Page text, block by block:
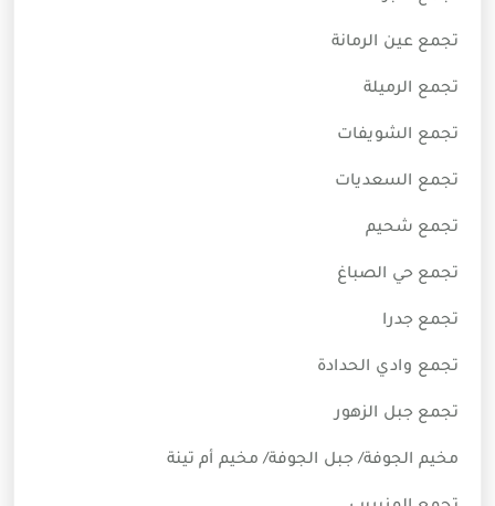
تجمع عين الرمانة
تجمع الرميلة
تجمع الشويفات
تجمع السعديات
تجمع شحيم
تجمع حي الصباغ
تجمع جدرا
تجمع وادي الحدادة
تجمع جبل الزهور
مخيم الجوفة/ جبل الجوفة/ مخيم أم تينة